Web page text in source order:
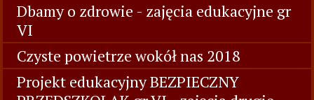
Dbamy o zdrowie - zajęcia edukacyjne gr
VI
Czyste powietrze wokół nas 2018
Projekt edukacyjny BEZPIECZNY